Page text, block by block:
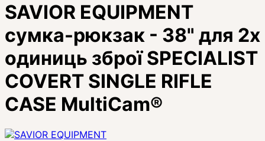
SAVIOR EQUIPMENT
сумка-рюкзак - 38" для 2х
одиниць зброї SPECIALIST
COVERT SINGLE RIFLE
CASE MultiCam®